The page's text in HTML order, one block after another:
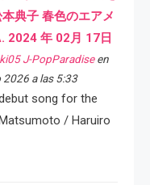
典子 春色のエアメ
2024 年 02月 17日
J-PopParadiseen
2026 a las 5:33
song for the
/ Haruiro